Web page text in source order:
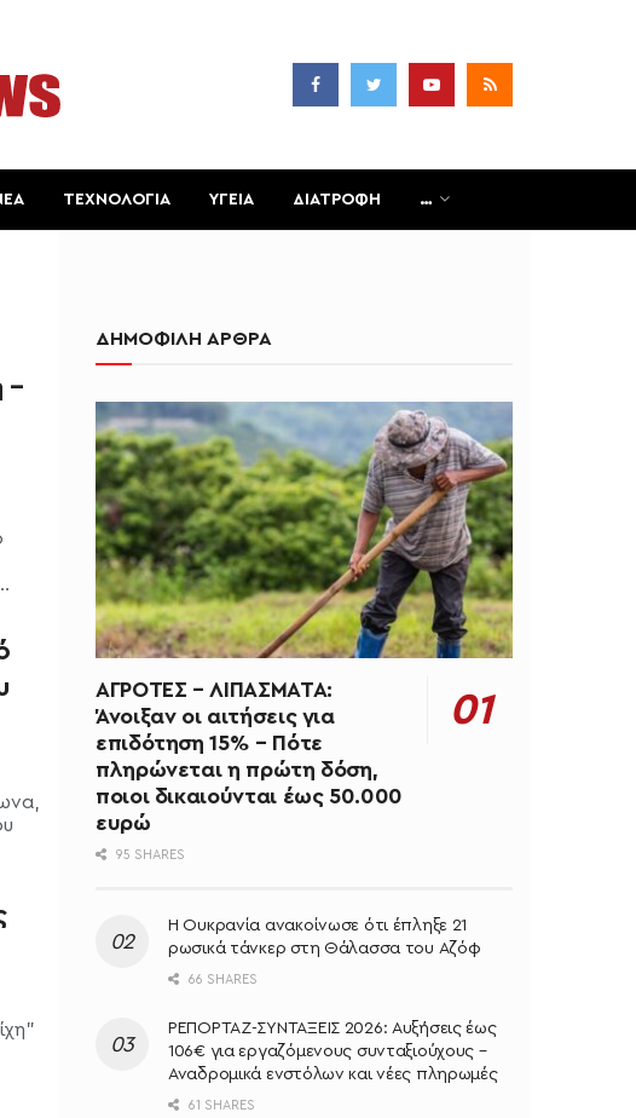
ΤΕΧΝΟΛΟΓΙΑ ΥΓΕΙΑ ΔΙΑΤΡΟΦΗ …
–
ΔΗΜΟΦΙΛΗ ΑΡΘΡΑ
ΑΓΡΟΤΕΣ – ΛΙΠΑΣΜΑΤΑ:
Άνοιξαν οι αιτήσεις για
επιδότηση 15% – Πότε
πληρώνεται η πρώτη δόση,
ποιοι δικαιούνται έως 50.000
ευρώ
95 SHARES
Η Ουκρανία ανακοίνωσε ότι έπληξε 21
ρωσικά τάνκερ στη Θάλασσα του Αζόφ
66 SHARES
ΡΕΠΟΡΤΑΖ-ΣΥΝΤΑΞΕΙΣ 2026: Αυξήσεις έως
106€ για εργαζόμενους συνταξιούχους –
Αναδρομικά ενστόλων και νέες πληρωμές
61 SHARES